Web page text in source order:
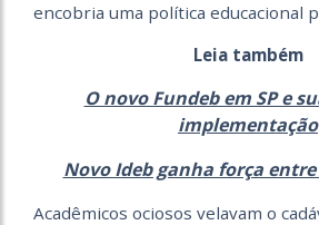
encobria uma política educacional
Leia também
O novo Fundeb em SP e
implementação
Novo Ideb ganha força
Acadêmicos ociosos velavam o